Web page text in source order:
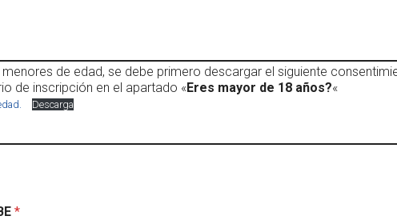
de edad, se debe primero descargar el siguiente
de inscripción en el apartado «Eres mayor de 18 años?«
Descarga
*